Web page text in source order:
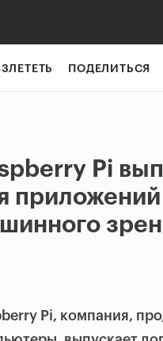
ПОДЕЛИТЬСЯ
Pi
Pi, компания,